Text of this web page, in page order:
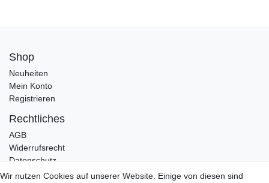
Shop
Neuheiten
Mein Konto
Registrieren
Rechtliches
AGB
Widerrufsrecht
Datenschutz
Impressum
Wir nutzen Cookies auf unserer Website. Einige von diesen sind